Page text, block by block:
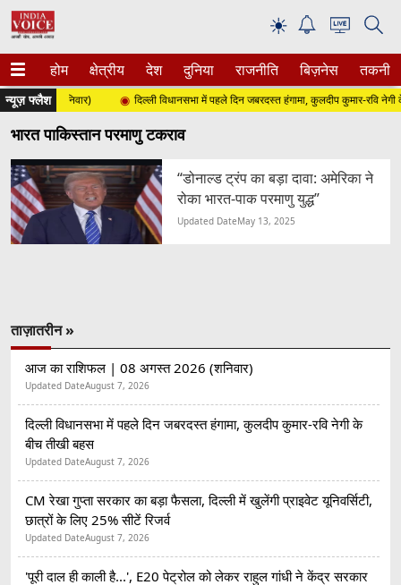
☀
होम क्षेत्रीय देश दुनिया राजनीति बिज़नेस तकनीक
न्यूज़ फ्लैश
2026 (शनिवार) दिल्ली विधानसभा में पहले दिन जबरदस्त हंगामा, कुलदीप कुमार-रवि नेगी के
भारत पाकिस्तान परमाणु टकराव
“डोनाल्ड ट्रंप का बड़ा दावा: अमेरिका ने
रोका भारत-पाक परमाणु युद्ध”
Updated DateMay 13, 2025
ताज़ातरीन »
आज का राशिफल | 08 अगस्त 2026 (शनिवार)
Updated DateAugust 7, 2026
दिल्ली विधानसभा में पहले दिन जबरदस्त हंगामा, कुलदीप कुमार-रवि नेगी के
बीच तीखी बहस
Updated DateAugust 7, 2026
CM रेखा गुप्ता सरकार का बड़ा फैसला, दिल्ली में खुलेंगी प्राइवेट यूनिवर्सिटी,
छात्रों के लिए 25% सीटें रिजर्व
Updated DateAugust 7, 2026
'पूरी दाल ही काली है...', E20 पेट्रोल को लेकर राहुल गांधी ने केंद्र सरकार